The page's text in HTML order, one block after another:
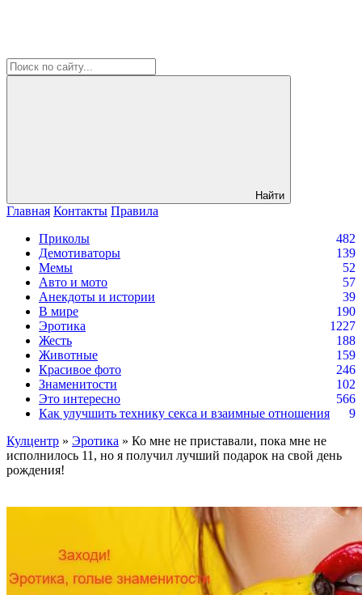
Найти
Главная Контакты Правила
Приколы
482
Демотиваторы
139
Мемы
52
Авто и мото
57
Анекдоты и истории
39
В мире
190
Эротика
1227
Жесть
188
Животные
159
Красивое фото
246
Знаменитости
102
Это интересно
566
Как улучшить технику секса и взаимные отношения
9
Кулцентр » Эротика » Ко мне не приставали, пока мне не
исполнилось 11, но я получил лучший подарок на свой день
рождения!